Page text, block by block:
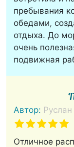
пребывания
обедами,
отдыха. До
очень
подвижная
Автор: Руслан
Отличное